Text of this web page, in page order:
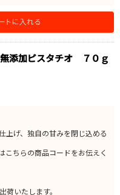
無添加ピスタチオ ７０ｇ
上げ、独自の甘みを閉じ込める
ちらの商品コードをお伝えく
いたします。